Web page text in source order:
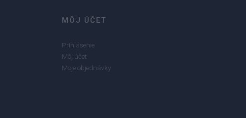
MÔJ ÚČET
Prihlásenie
Môj účet
Moje objednávky